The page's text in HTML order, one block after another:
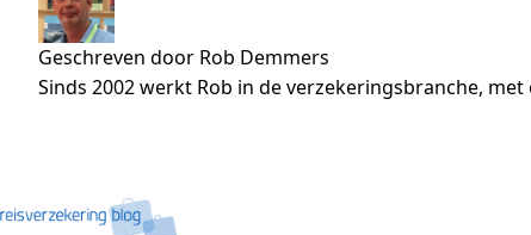
Geschreven door Rob Demmers
Sinds 2002 werkt Rob in de verzekeringsbranche,